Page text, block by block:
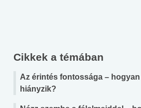
Cikkek a témában
Az érintés fontossága –
hiányzik?